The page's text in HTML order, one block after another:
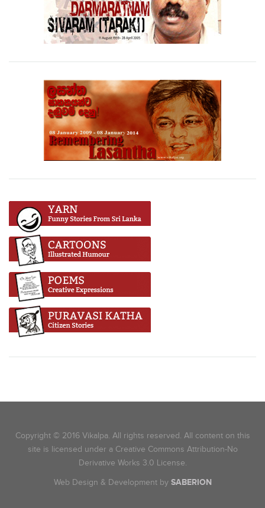
Copyright © 2016 Vikalpa. All rights reserved. All content on this
site is licensed under a Creative Commons Attribution-No
Derivative Works 3.0 License.
Web Design & Development by SABERION